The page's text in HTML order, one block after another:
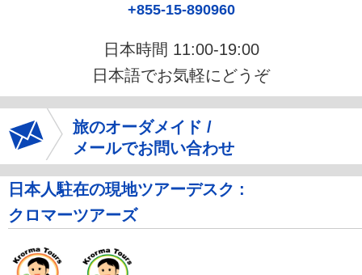
+855-15-890960
日本時間 11:00-19:00
日本語でお気軽にどうぞ
旅のオーダメイド /
メールでお問い合わせ
日本人駐在の現地ツアーデスク :
クロマーツアーズ